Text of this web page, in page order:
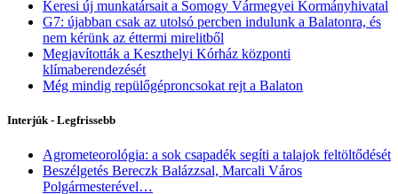
Keresi új munkatársait a Somogy Vármegyei Kormányhivatal
G7: újabban csak az utolsó percben indulunk a Balatonra, és
nem kérünk az éttermi mirelitből
Megjavították a Keszthelyi Kórház központi
klímaberendezését
Még mindig repülőgéproncsokat rejt a Balaton
Interjúk - Legfrissebb
Agrometeorológia: a sok csapadék segíti a talajok feltöltődését
Beszélgetés Bereczk Balázzsal, Marcali Város
Polgármesterével…